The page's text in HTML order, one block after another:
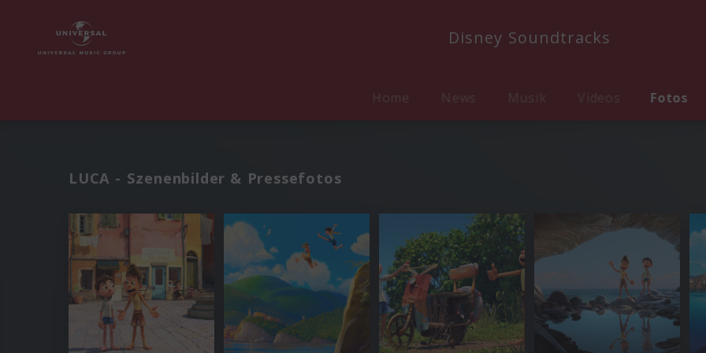
Disney Soundtracks
Home News Musik Videos Fotos
LUCA - Szenenbilder & Pressefotos